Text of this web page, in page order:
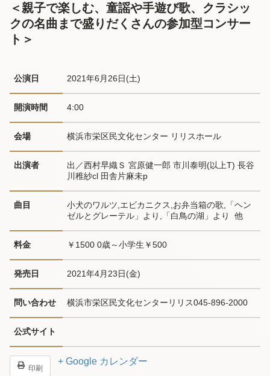
＜親子で楽しむ、童謡や手遊び歌、クラシッ
クの名曲まで盛りだくさんの参加型コンサー
ト＞
公演日 2021年6月26日(土)
開演時間 4:00
会場 横浜市栄区民文化センター リリスホール
出演者
出／西村早織Ｓ 宮原健一郎 市川泰明(以上T) 長谷
川稚紗cl 田舎片麻未p
曲目
小犬のワルツ,エビカニクス,お弁当箱の歌,「ヘン
ゼルとグレーテル」より,「白鳥の湖」より  他
料金 ￥1500 0歳～小学生￥500
発売日 2021年4月23日(金)
問い合わせ 横浜市栄区民文化センターリリス045-896-2000
公式サイト
印刷
+ Google カレンダー